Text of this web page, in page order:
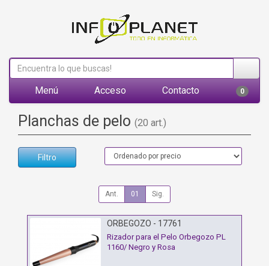
Menú Acceso Contacto 0
Planchas de pelo (20 art.)
Filtro
Ant. 01 Sig.
ORBEGOZO - 17761
Rizador para el Pelo Orbegozo PL
1160/ Negro y Rosa